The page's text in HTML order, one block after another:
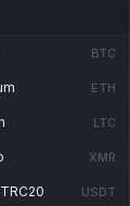
BTC
ETH
LTC
XMR
USDT